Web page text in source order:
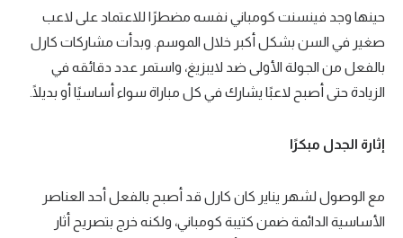
حينها وجد فينسنت كومباني نفسه مضطرًا للاعتماد على لاعب
صغير في السن بشكل أكبر خلال الموسم. وبدأت مشاركات كارل
بالفعل من الجولة الأولى ضد لايبزيغ، واستمر عدد دقائقه في
الزيادة حتى أصبح لاعبًا يشارك في كل مباراة سواء أساسيًا أو بديلًا.
إثارة الجدل مبكرًا
مع الوصول لشهر يناير كان كارل قد أصبح بالفعل أحد العناصر
الأساسية الدائمة ضمن كتيبة كومباني، ولكنه خرج بتصريح أثار